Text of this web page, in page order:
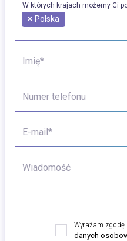
W których krajach możemy Ci
× Polska
Imię*
Numer telefonu
E-mail*
Wiadomość
Wyrażam zgodę
danych